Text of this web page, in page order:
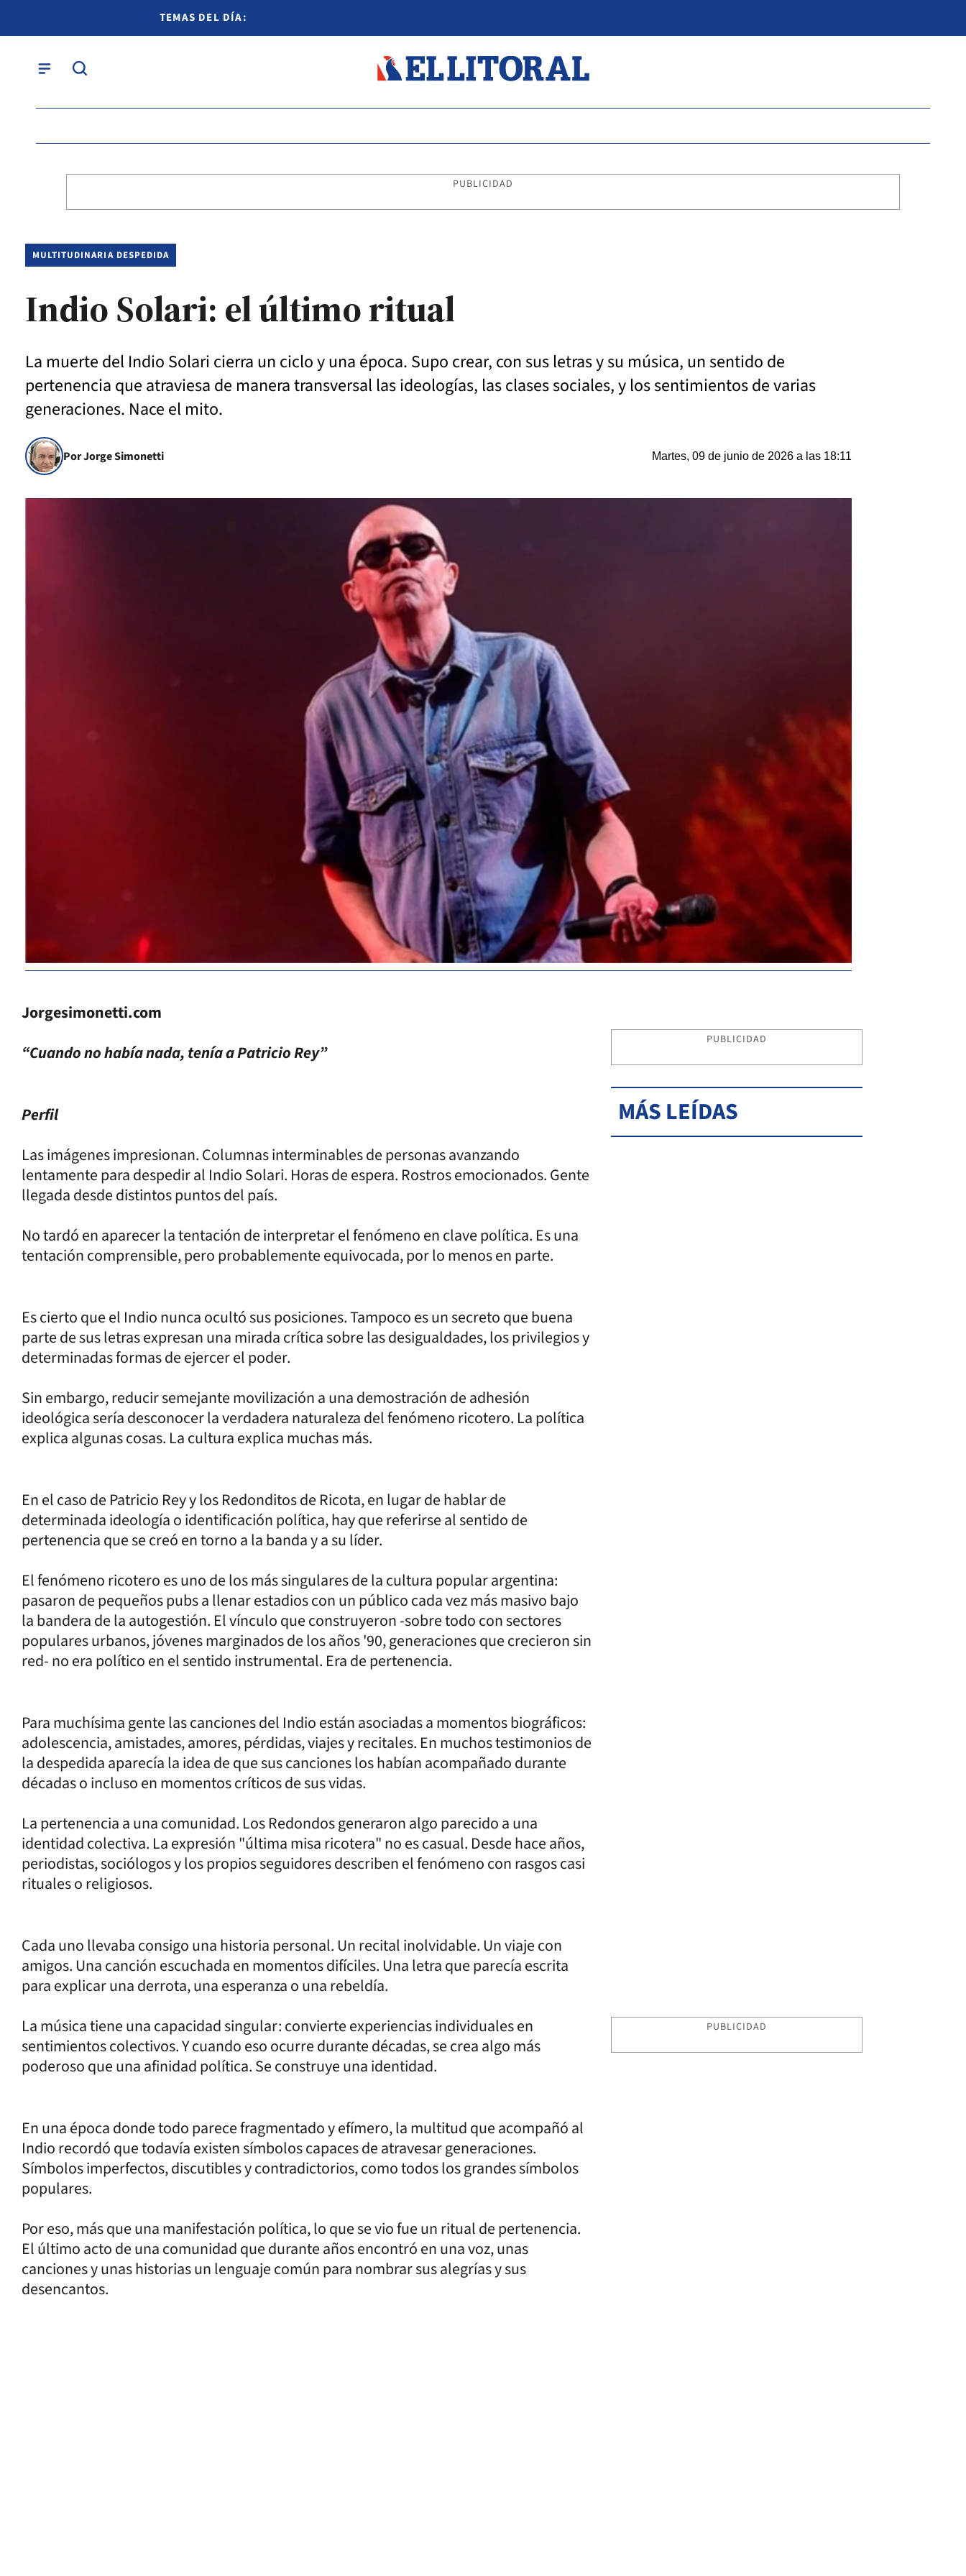
TEMAS DEL DÍA:
PUBLICIDAD
MULTITUDINARIA DESPEDIDA
Indio Solari: el último ritual
La muerte del Indio Solari cierra un ciclo y una época. Supo crear, con sus letras y su música, un sentido de
pertenencia que atraviesa de manera transversal las ideologías, las clases sociales, y los sentimientos de varias
generaciones. Nace el mito.
Por Jorge Simonetti Martes, 09 de junio de 2026 a las 18:11
Jorgesimonetti.com
“Cuando no había nada, tenía a Patricio Rey”
Perfil
Las imágenes impresionan. Columnas interminables de personas avanzando
lentamente para despedir al Indio Solari. Horas de espera. Rostros emocionados. Gente
llegada desde distintos puntos del país.
No tardó en aparecer la tentación de interpretar el fenómeno en clave política. Es una
tentación comprensible, pero probablemente equivocada, por lo menos en parte.
Es cierto que el Indio nunca ocultó sus posiciones. Tampoco es un secreto que buena
parte de sus letras expresan una mirada crítica sobre las desigualdades, los privilegios y
determinadas formas de ejercer el poder.
Sin embargo, reducir semejante movilización a una demostración de adhesión
ideológica sería desconocer la verdadera naturaleza del fenómeno ricotero. La política
explica algunas cosas. La cultura explica muchas más.
En el caso de Patricio Rey y los Redonditos de Ricota, en lugar de hablar de
determinada ideología o identificación política, hay que referirse al sentido de
pertenencia que se creó en torno a la banda y a su líder.
El fenómeno ricotero es uno de los más singulares de la cultura popular argentina:
pasaron de pequeños pubs a llenar estadios con un público cada vez más masivo bajo
la bandera de la autogestión. El vínculo que construyeron -sobre todo con sectores
populares urbanos, jóvenes marginados de los años '90, generaciones que crecieron sin
red- no era político en el sentido instrumental. Era de pertenencia.
Para muchísima gente las canciones del Indio están asociadas a momentos biográficos:
adolescencia, amistades, amores, pérdidas, viajes y recitales. En muchos testimonios de
la despedida aparecía la idea de que sus canciones los habían acompañado durante
décadas o incluso en momentos críticos de sus vidas.
La pertenencia a una comunidad. Los Redondos generaron algo parecido a una
identidad colectiva. La expresión "última misa ricotera" no es casual. Desde hace años,
periodistas, sociólogos y los propios seguidores describen el fenómeno con rasgos casi
rituales o religiosos.
Cada uno llevaba consigo una historia personal. Un recital inolvidable. Un viaje con
amigos. Una canción escuchada en momentos difíciles. Una letra que parecía escrita
para explicar una derrota, una esperanza o una rebeldía.
La música tiene una capacidad singular: convierte experiencias individuales en
sentimientos colectivos. Y cuando eso ocurre durante décadas, se crea algo más
poderoso que una afinidad política. Se construye una identidad.
En una época donde todo parece fragmentado y efímero, la multitud que acompañó al
Indio recordó que todavía existen símbolos capaces de atravesar generaciones.
Símbolos imperfectos, discutibles y contradictorios, como todos los grandes símbolos
populares.
Por eso, más que una manifestación política, lo que se vio fue un ritual de pertenencia.
El último acto de una comunidad que durante años encontró en una voz, unas
canciones y unas historias un lenguaje común para nombrar sus alegrías y sus
desencantos.
PUBLICIDAD
MÁS LEÍDAS
PUBLICIDAD